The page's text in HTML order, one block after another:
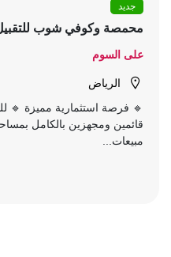
جديد
محمصة وكوفي شوب
على السوم
الرياض
🔹 فرصة استثمارية مميزة
مبيعات...